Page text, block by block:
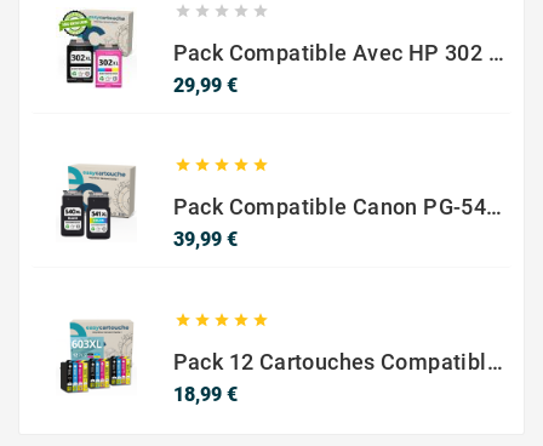
    
Pack Compatible Avec HP 302 XL Noir Et Couleur - SANS NIVEAU ENCRE
29,99 €Prix
    
Pack Compatible Canon PG-540 XL / CL-541 XL – Noir & Couleur – Haute Capacité
39,99 €Prix
    
Pack 12 Cartouches Compatible EPSON 603XL
18,99 €Prix